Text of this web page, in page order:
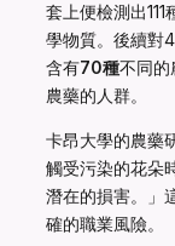
套上便檢測出
學物質。後續對
含有70種不同的
農藥的人群。
卡昂大學的農藥
觸受污染的花朵
潛在的損害。」
確的職業風險。